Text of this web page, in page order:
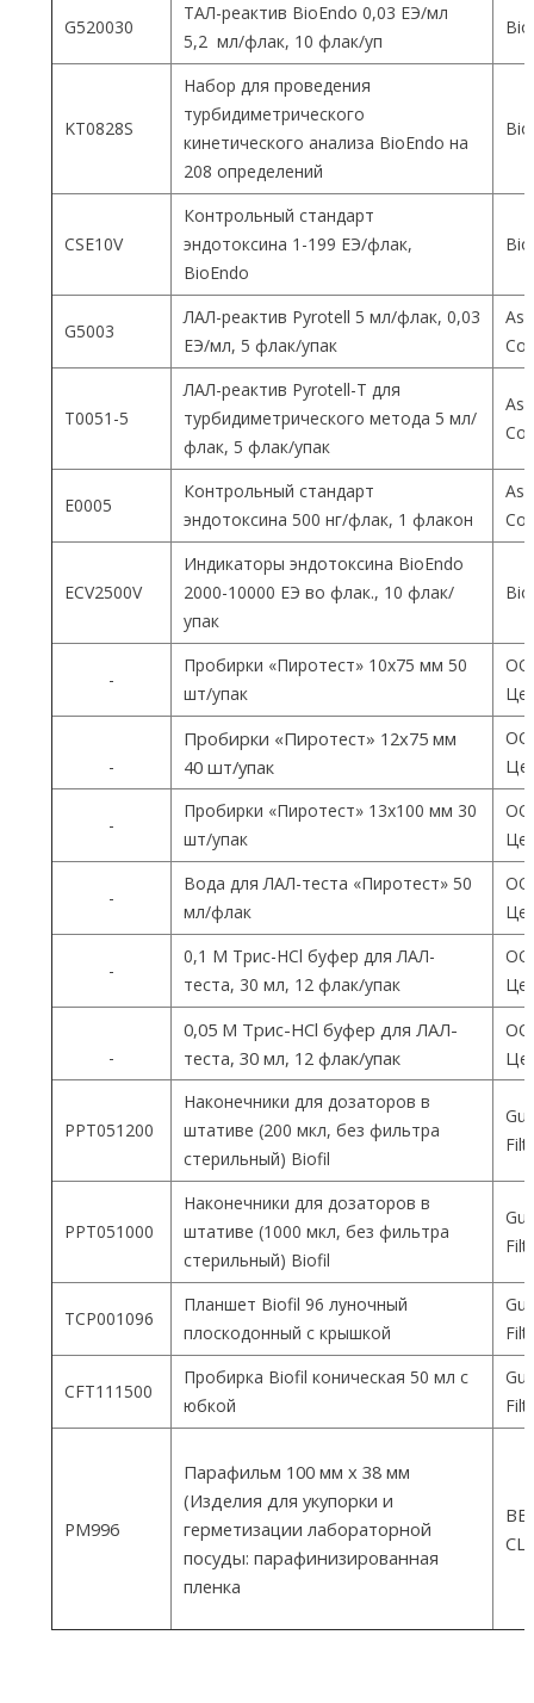
G520030
ТАЛ-реактив BioEndo 0,03 ЕЭ/мл
5,2 мл/флак, 10 флак/уп
KT0828S
Набор для проведения
турбидиметрического
кинетического анализа BioEndo на
208 определений
CSE10V
Контрольный стандарт
эндотоксина 1-199 ЕЭ/флак,
BioEndo
G5003
ЛАЛ-реактив Pyrotell 5 мл/флак, 0,03
ЕЭ/мл, 5 флак/упак
T0051-5
ЛАЛ-реактив Pyrotell-T для
турбидиметрического метода 5 мл/
флак, 5 флак/упак
E0005
Контрольный стандарт
эндотоксина 500 нг/флак, 1 флакон
ECV2500V
Индикаторы эндотоксина BioEndo
2000-10000 ЕЭ во флак., 10 флак/
упак
-
Пробирки «Пиротест» 10х75 мм 50
шт/упак
-
Пробирки «Пиротест» 12х75 мм
40 шт/упак
-
Пробирки «Пиротест» 13х100 мм 30
шт/упак
-
Вода для ЛАЛ-теста «Пиротест» 50
мл/флак
-
0,1 М Трис-HCl буфер для ЛАЛ-
теста, 30 мл, 12 флак/упак
-
0,05 М Трис-HCl буфер для ЛАЛ-
теста, 30 мл, 12 флак/упак
PPT051200
Наконечники для дозаторов в
штативе (200 мкл, без фильтра
стерильный) Biofil
PPT051000
Наконечники для дозаторов в
штативе (1000 мкл, без фильтра
стерильный) Biofil
TCP001096
Планшет Biofil 96 луночный
плоскодонный с крышкой
CFT111500
Пробирка Biofil коническая 50 мл с
юбкой
PM996
Парафильм 100 мм х 38 мм
(Изделия для укупорки и
герметизации лабораторной
посуды: парафинизированная
пленка